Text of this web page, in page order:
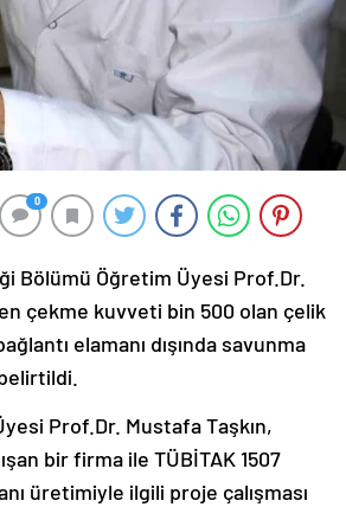
0
Bölümü Öğretim Üyesi Prof.Dr.
çekme kuvveti bin 500 olan çelik
elamanı dışında savunma
Prof.Dr. Mustafa Taşkın,
bir firma ile TÜBİTAK 1507
üretimiyle ilgili proje çalışması